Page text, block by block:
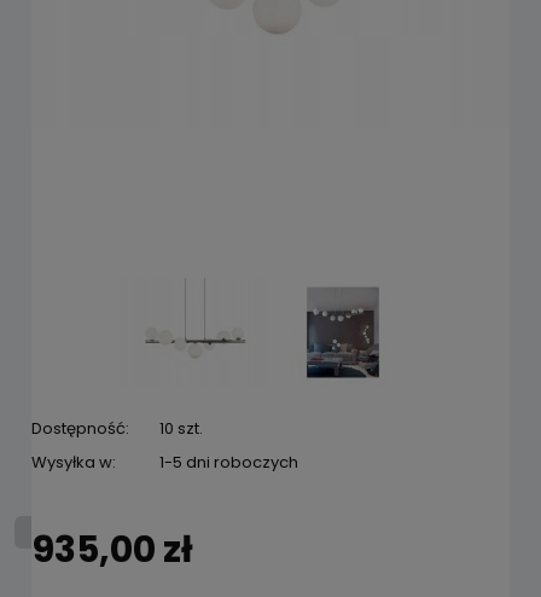
Dostępność:
10 szt.
Wysyłka w:
1-5 dni roboczych
935,00 zł